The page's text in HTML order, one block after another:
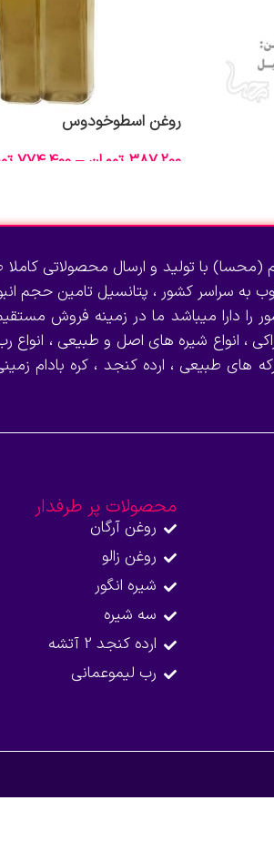
روغن اسطوخودوس
387,200 تومان –
774,400
با تولید و ارسال محصولاتی کاملا
به سراسر کشور ، پتانسیل تامین حجم
را دارا میباشد ما در زمینه فروش
، انواع شیره های اصل و طبیعی ، انواع
های طبیعی ، ارده کنجد ، کره بادام
محصولات پر طرفدار
روغن آرگان
روغن زالو
شیره انگور
سه شیره
ارده کنجد 2 آتشه
رب لیموعمانی